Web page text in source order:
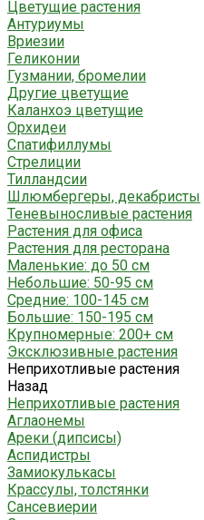
Цветущие растения
Антуриумы
Вриезии
Геликонии
Гузмании, бромелии
Другие цветущие
Каланхоэ цветущие
Орхидеи
Спатифиллумы
Стрелиции
Тилландсии
Шлюмбергеры, декабристы
Теневыносливые растения
Растения для офиса
Растения для ресторана
Маленькие: до 50 см
Небольшие: 50-95 см
Средние: 100-145 см
Большие: 150-195 см
Крупномерные: 200+ см
Эксклюзивные растения
Неприхотливые растения
Назад
Неприхотливые растения
Аглаонемы
Ареки (дипсисы)
Аспидистры
Замиокулькасы
Крассулы, толстянки
Сансевиерии